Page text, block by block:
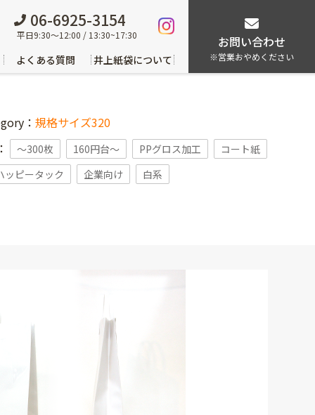
お問い合わせ
※営業おやめください
06-6925-3154
平日9:30～12:00 / 13:30~17:30
よくある質問 井上紙袋について
： 規格サイズ320
〜300枚 160円台〜 PPグロス加工
コート紙
ッピータック
企業向け 白系